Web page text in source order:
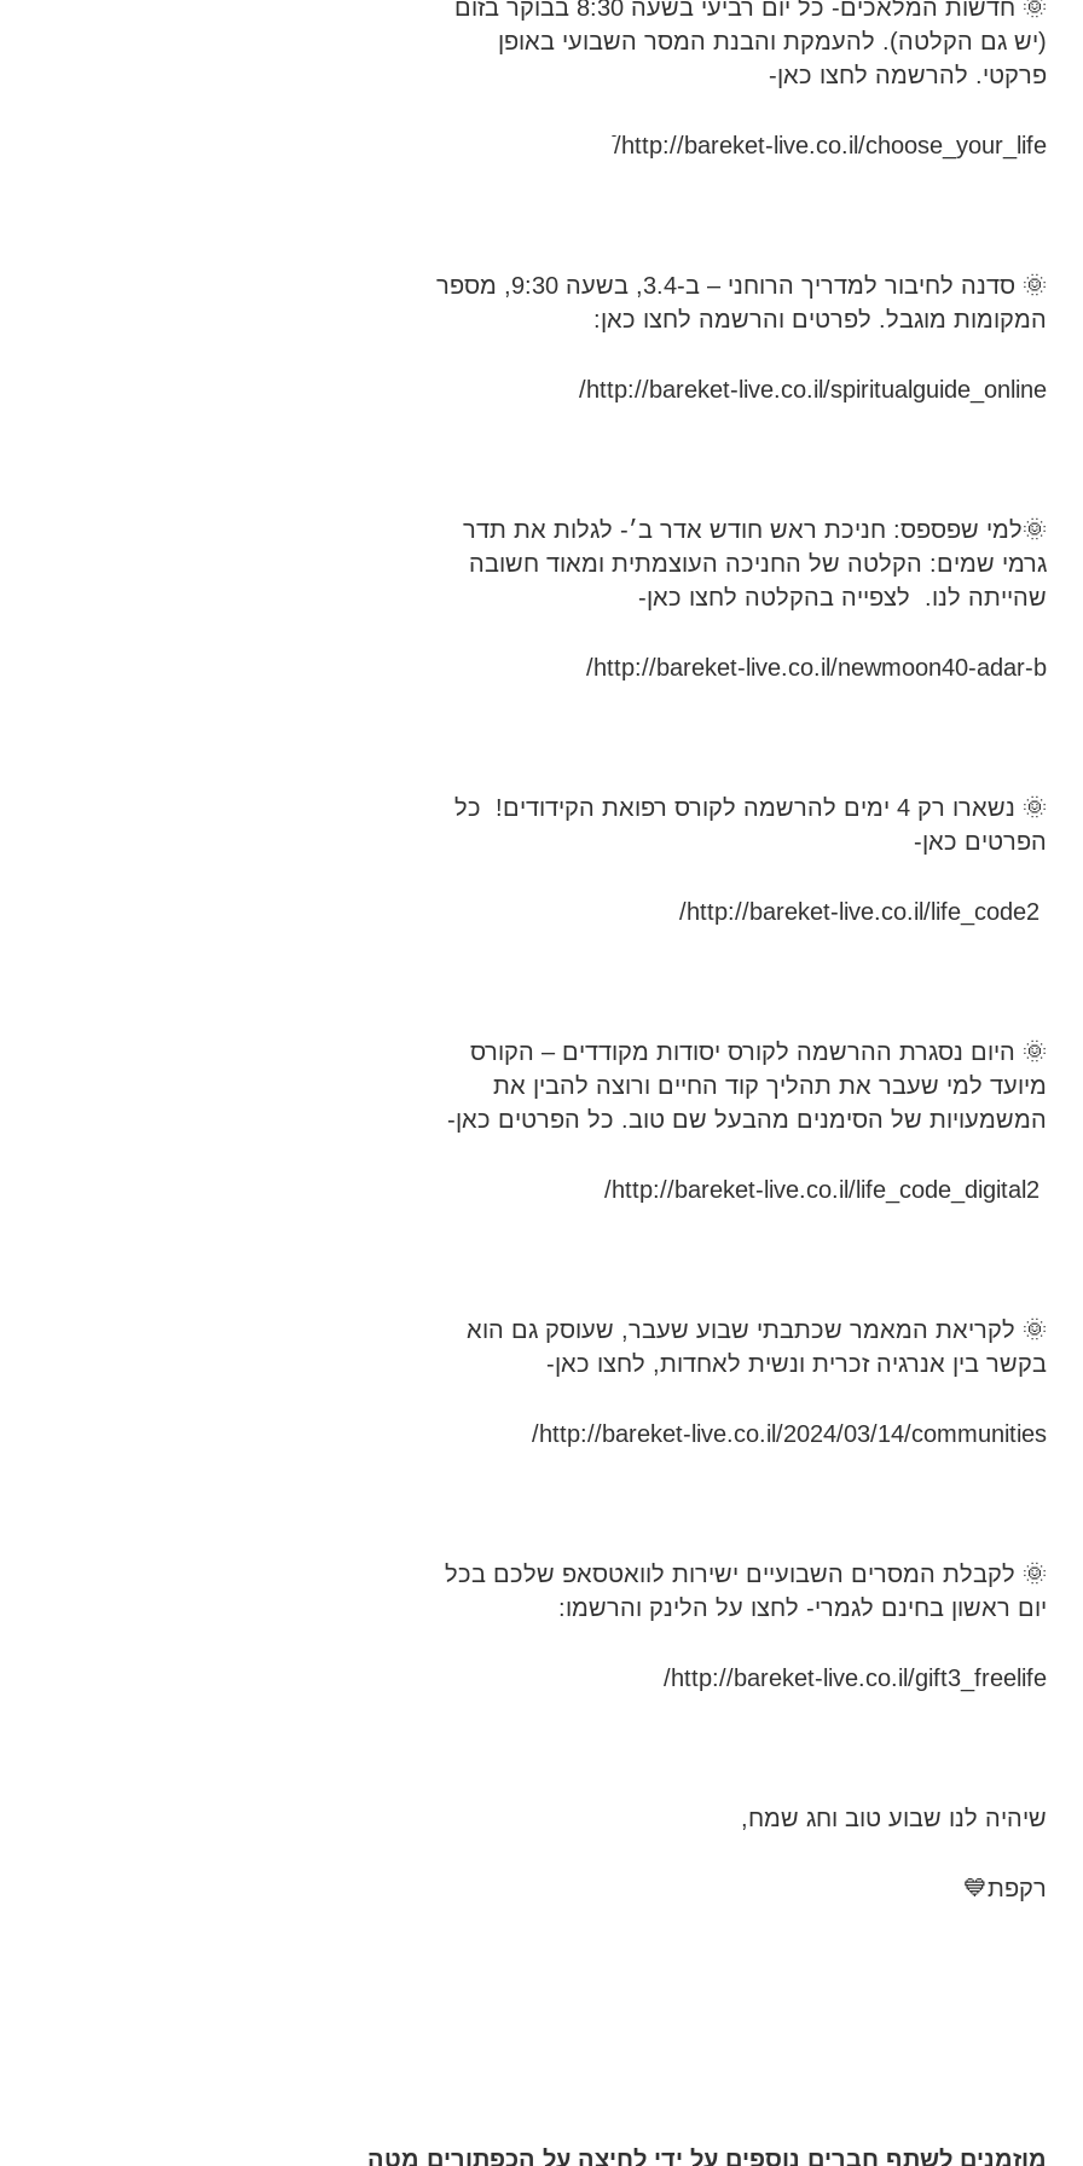
🌞 חדשות המלאכים- כל יום רביעי בשעה 8:30 בבוקר בזום
(יש גם הקלטה). להעמקת והבנת המסר השבועי באופן
פרקטי. להרשמה לחצו כאן-
http://bareket-live.co.il/choose_your_life/ֿ
🌞 סדנה לחיבור למדריך הרוחני – ב-3.4, בשעה 9:30, מספר
המקומות מוגבל. לפרטים והרשמה לחצו כאן:
http://bareket-live.co.il/spiritualguide_online/
🌞למי שפספס: חניכת ראש חודש אדר ב׳- לגלות את תדר
גרמי שמים: הקלטה של החניכה העוצמתית ומאוד חשובה
שהייתה לנו. לצפייה בהקלטה לחצו כאן-
http://bareket-live.co.il/newmoon40-adar-b/
🌞 נשארו רק 4 ימים להרשמה לקורס רפואת הקידודים! כל
הפרטים כאן-
🌞 היום נסגרת ההרשמה לקורס יסודות מקודדים – הקורס
מיועד למי שעבר את תהליך קוד החיים ורוצה להבין את
המשמעויות של הסימנים מהבעל שם טוב. כל הפרטים כאן-
🌞 לקריאת המאמר שכתבתי שבוע שעבר, שעוסק גם הוא
בקשר בין אנרגיה זכרית ונשית לאחדות, לחצו כאן-
http://bareket-live.co.il/2024/03/14/communities/
🌞 לקבלת המסרים השבועיים ישירות לוואטסאפ שלכם בכל
יום ראשון בחינם לגמרי- לחצו על הלינק והרשמו:
http://bareket-live.co.il/gift3_freelife/
שיהיה לנו שבוע טוב וחג שמח,
רקפת💙
מוזמנים לשתף חברים נוספים על ידי לחיצה על הכפתורים מטה